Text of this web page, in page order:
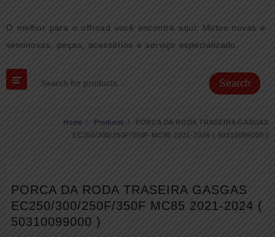
content
O melhor para o offroad você encontra aqui: Motos novas e
seminovas, peças, acessórios e serviço especializado.
Search
Home Produtos
PORCA DA RODA TRASEIRA GASGAS
EC250/300/250F/350F MC85 2021-2024 ( 50310099000 )
PORCA DA RODA TRASEIRA GASGAS
EC250/300/250F/350F MC85 2021-2024 (
50310099000 )